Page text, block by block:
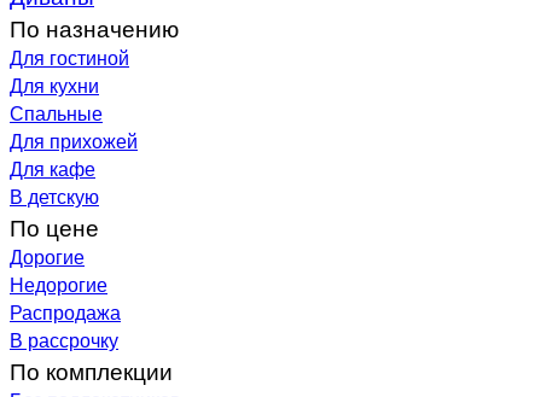
По назначению
Для гостиной
Для кухни
Спальные
Для прихожей
Для кафе
В детскую
По цене
Дорогие
Недорогие
Распродажа
В рассрочку
По комплекции